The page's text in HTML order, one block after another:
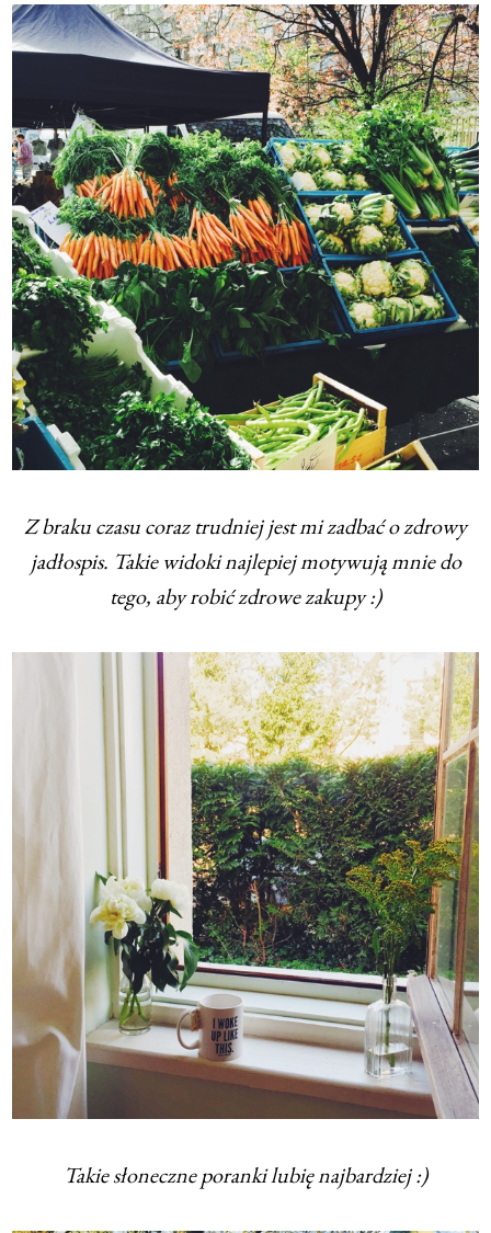
Z braku czasu coraz trudniej jest mi zadbać o zdrowy
jadłospis. Takie widoki najlepiej motywują mnie do
tego, aby robić zdrowe zakupy :)
Takie słoneczne poranki lubię najbardziej :)